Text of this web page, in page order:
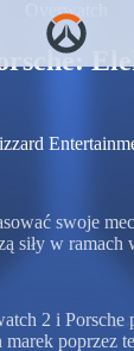
Overwatch
swoje
siły w ramach
2 i Porsche
poprzez